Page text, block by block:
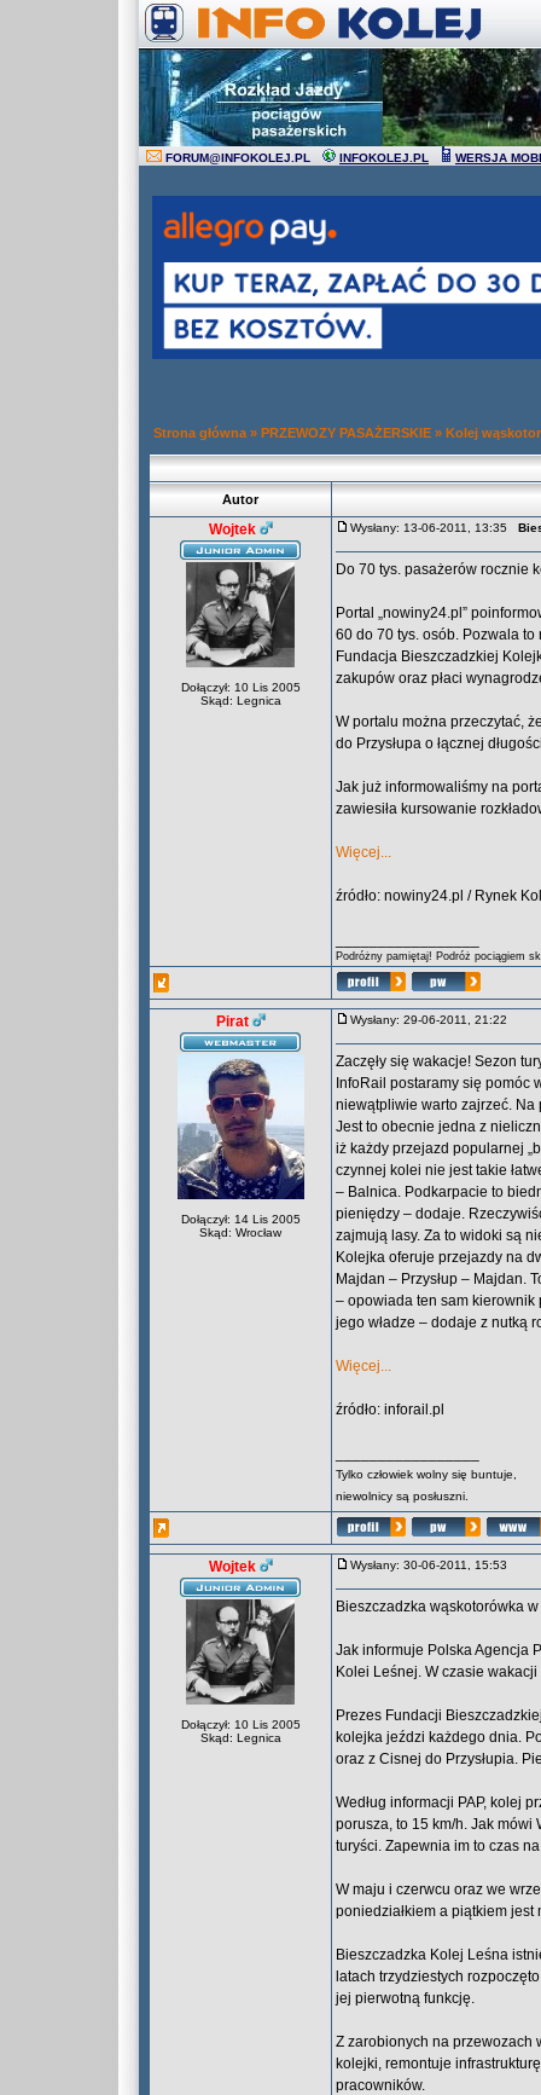
FORUM@INFOKOLEJ.PL INFOKOLEJ.PL WERSJA
Strona główna » PRZEWOZY PASAŻERSKIE » Kolej
Autor
Wojtek
Dołączył: 10 Lis 2005
Skąd: Legnica
Wysłany: 13-06-2011, 13:35
Do 70 tys. pasażerów rocznie
Portal „nowiny24.pl”
60 do 70 tys. osób. Pozwala
Fundacja Bieszczadzkiej
zakupów oraz płaci
W portalu można przeczytać,
do Przysłupa o łącznej
Jak już informowaliśmy na
zawiesiła kursowanie
Więcej...
źródło: nowiny24.pl / Rynek
Podróżny pamiętaj! Podróż pociągiem
Pirat
Dołączył: 14 Lis 2005
Skąd: Wrocław
Wysłany: 29-06-2011, 21:22
Zaczęły się wakacje! Sezon
InfoRail postaramy się pomóc
niewątpliwie warto zajrzeć. Na
Jest to obecnie jedna z
iż każdy przejazd popularnej
czynnej kolei nie jest takie
– Balnica. Podkarpacie to
pieniędzy – dodaje.
zajmują lasy. Za to widoki są
Kolejka oferuje przejazdy na
Majdan – Przysłup – Majdan.
– opowiada ten sam
jego władze – dodaje z nutką
Więcej...
źródło: inforail.pl
Tylko człowiek wolny się buntuje,
niewolnicy są posłuszni.
Wojtek
Dołączył: 10 Lis 2005
Skąd: Legnica
Wysłany: 30-06-2011, 15:53
Bieszczadzka wąskotorówka
Jak informuje Polska Agencja
Kolei Leśnej. W czasie
Prezes Fundacji
kolejka jeździ każdego dnia.
oraz z Cisnej do Przysłupia.
Według informacji PAP, kolej
porusza, to 15 km/h. Jak mówi
turyści. Zapewnia im to czas
W maju i czerwcu oraz we
poniedziałkiem a piątkiem
Bieszczadzka Kolej Leśna
latach trzydziestych
jej pierwotną funkcję.
Z zarobionych na przewozach
kolejki, remontuje
pracowników.